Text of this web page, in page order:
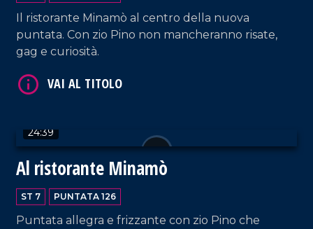
Il ristorante Minamò al centro della nuova
puntata. Con zio Pino non mancheranno risate,
gag e curiosità.
24:39
Al ristorante Minamò
ST 7 PUNTATA 126
Puntata allegra e frizzante con zio Pino che